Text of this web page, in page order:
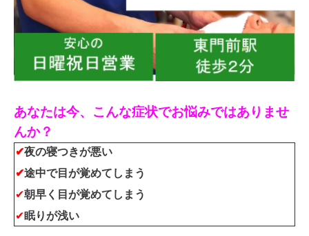
あなたは今、こんな症状でお悩みではありませ
んか？
✔夜の寝つきが悪い
✔途中で目が覚めてしまう
✔朝早く目が覚めてしまう
✔眠りが浅い